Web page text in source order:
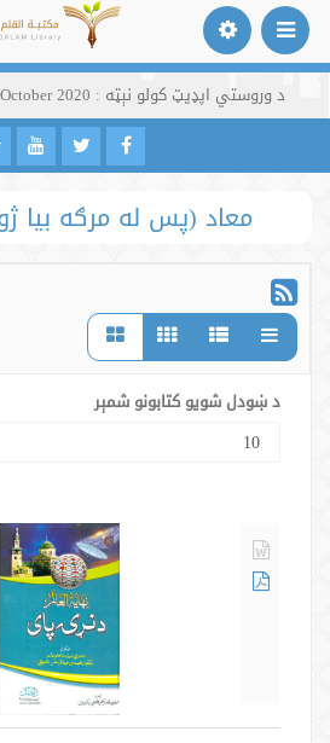
د وروستي اپډیټ کولو نېټه : Wednesday 28 October 2020
معاد (پس له مرګه بیا
د ښودل شویو کتابونو شمېر